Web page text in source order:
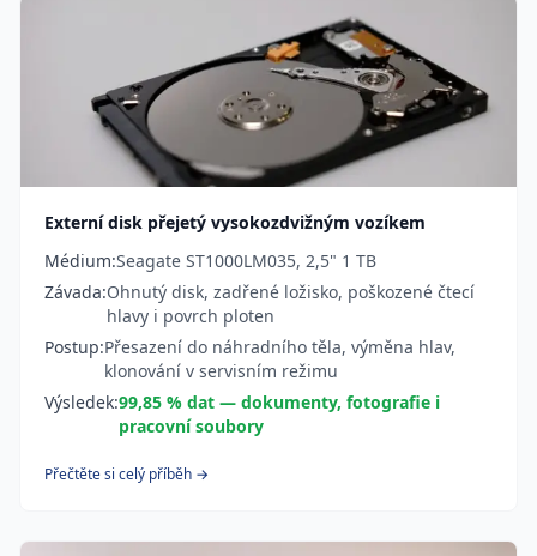
Externí disk přejetý vysokozdvižným vozíkem
Médium:Seagate ST1000LM035, 2,5" 1 TB
Závada:Ohnutý disk, zadřené ložisko, poškozené čtecí
hlavy i povrch ploten
Postup:Přesazení do náhradního těla, výměna hlav,
klonování v servisním režimu
Výsledek:99,85 % dat — dokumenty, fotografie i
pracovní soubory
Přečtěte si celý příběh →